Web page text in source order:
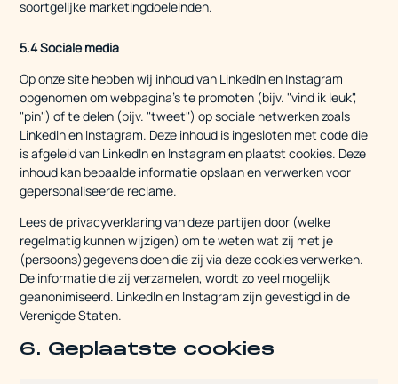
soortgelijke marketingdoeleinden.
5.4 Sociale media
Op onze site hebben wij inhoud van LinkedIn en Instagram
opgenomen om webpagina's te promoten (bijv. "vind ik leuk",
"pin") of te delen (bijv. "tweet") op sociale netwerken zoals
LinkedIn en Instagram. Deze inhoud is ingesloten met code die
is afgeleid van LinkedIn en Instagram en plaatst cookies. Deze
inhoud kan bepaalde informatie opslaan en verwerken voor
gepersonaliseerde reclame.
Lees de privacyverklaring van deze partijen door (welke
regelmatig kunnen wijzigen) om te weten wat zij met je
(persoons)gegevens doen die zij via deze cookies verwerken.
De informatie die zij verzamelen, wordt zo veel mogelijk
geanonimiseerd. LinkedIn en Instagram zijn gevestigd in de
Verenigde Staten.
6. Geplaatste cookies